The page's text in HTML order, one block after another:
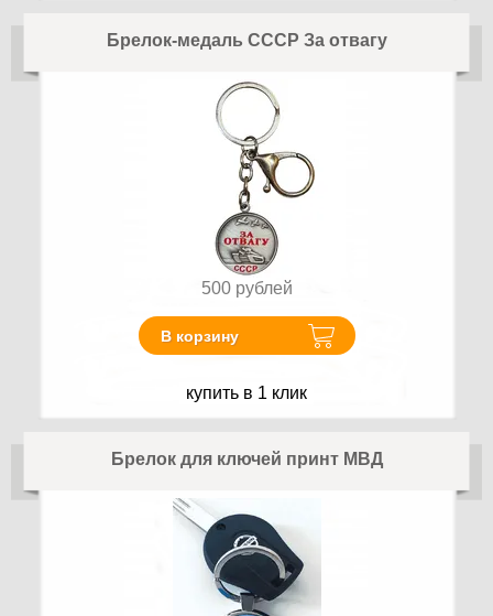
Брелок-медаль СССР За отвагу
500 рублей
В корзину
купить в 1 клик
Брелок для ключей принт МВД